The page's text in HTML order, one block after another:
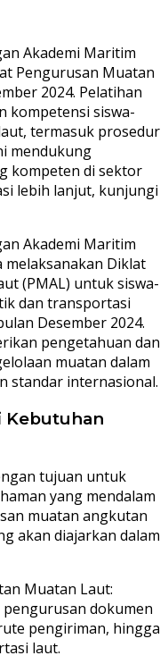
Akademi Maritim
Pengurusan Muatan
2024. Pelatihan
kompetensi siswa-
termasuk prosedur
mendukung
kompeten di sektor
lebih lanjut, kunjungi
Akademi Maritim
melaksanakan Diklat
(PMAL) untuk siswa-
dan transportasi
Desember 2024.
pengetahuan dan
muatan dalam
standar internasional.
Kebutuhan
tujuan untuk
yang mendalam
muatan angkutan
akan diajarkan dalam
Muatan Laut:
dokumen
pengiriman, hingga
laut.